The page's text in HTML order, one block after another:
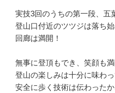
実技3回のうちの第一段、五
登山口付近のツツジは落ち
回廊は満開！
無事に登頂もでき、笑顔も満
登山の楽しみは十分に味わ
安全に歩く技術は伝わったか